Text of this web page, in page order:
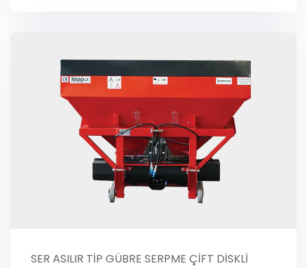
SER ASILIR TİP GÜBRE SERPME ÇİFT DİSKLİ